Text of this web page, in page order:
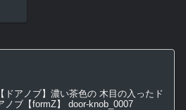
【ドアノブ】濃い茶色の 木目の入ったド
ノブ【formZ】 door-knob_0007